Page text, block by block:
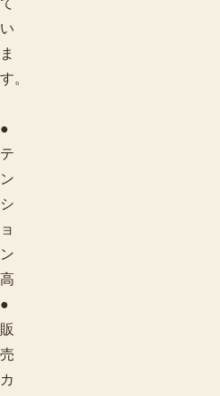
て
い
ま
す。
●
テ
ン
シ
ョ
ン
高
●
販
売
カ